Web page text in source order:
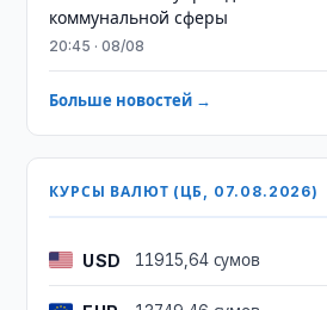
коммунальной сферы
20:45 · 08/08
Больше новостей →
КУРСЫ ВАЛЮТ (ЦБ, 07.08.2026)
USD 11915,64 сумов